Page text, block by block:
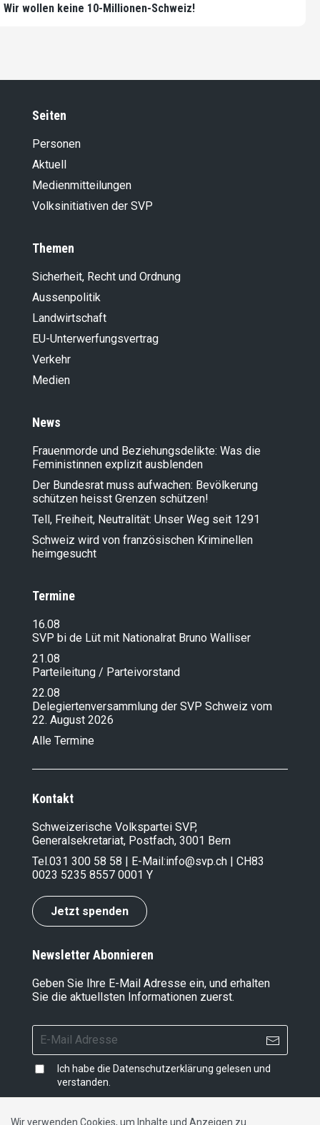
Wir wollen keine 10-Millionen-Schweiz!
Seiten
Personen
Aktuell
Medienmitteilungen
Volksinitiativen der SVP
Themen
Sicherheit, Recht und Ordnung
Aussenpolitik
Landwirt­schaft
EU-Unterwerfungsvertrag
Verkehr
Medien
News
Frauenmorde und Beziehungsdelikte: Was die
Feministinnen explizit ausblenden
Der Bundesrat muss aufwachen: Bevölkerung
schützen heisst Grenzen schützen!
Tell, Freiheit, Neutralität: Unser Weg seit 1291
Schweiz wird von französischen Kriminellen
heimgesucht
Termine
16.08
SVP bi de Lüt mit Nationalrat Bruno Walliser
21.08
Parteileitung / Parteivorstand
22.08
Delegiertenversammlung der SVP Schweiz vom
22. August 2026
Alle Termine
Kontakt
Schweizerische Volkspartei SVP,
Generalsekretariat, Postfach, 3001 Bern
Tel.031 300 58 58 | E-Mail:info@svp.ch | CH83
0023 5235 8557 0001 Y
Jetzt spenden
Newsletter Abonnieren
Geben Sie Ihre E-Mail Adresse ein, und erhalten
Sie die aktuellsten Informationen zuerst.
Ich habe die Datenschutzerklärung gelesen und
verstanden.
Wir verwenden Cookies, um Inhalte und Anzeigen zu